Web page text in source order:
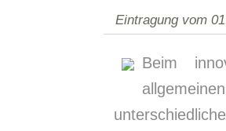
Eintragung vom
Beim